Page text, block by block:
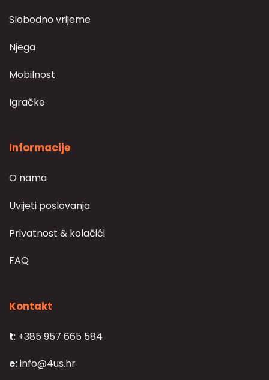
Slobodno vrijeme
Njega
Mobilnost
Igračke
Informacije
O nama
Uvijeti poslovanja
Privatnost & kolačići
FAQ
Kontakt
t: +385 957 665 584
e:info@4us.hr